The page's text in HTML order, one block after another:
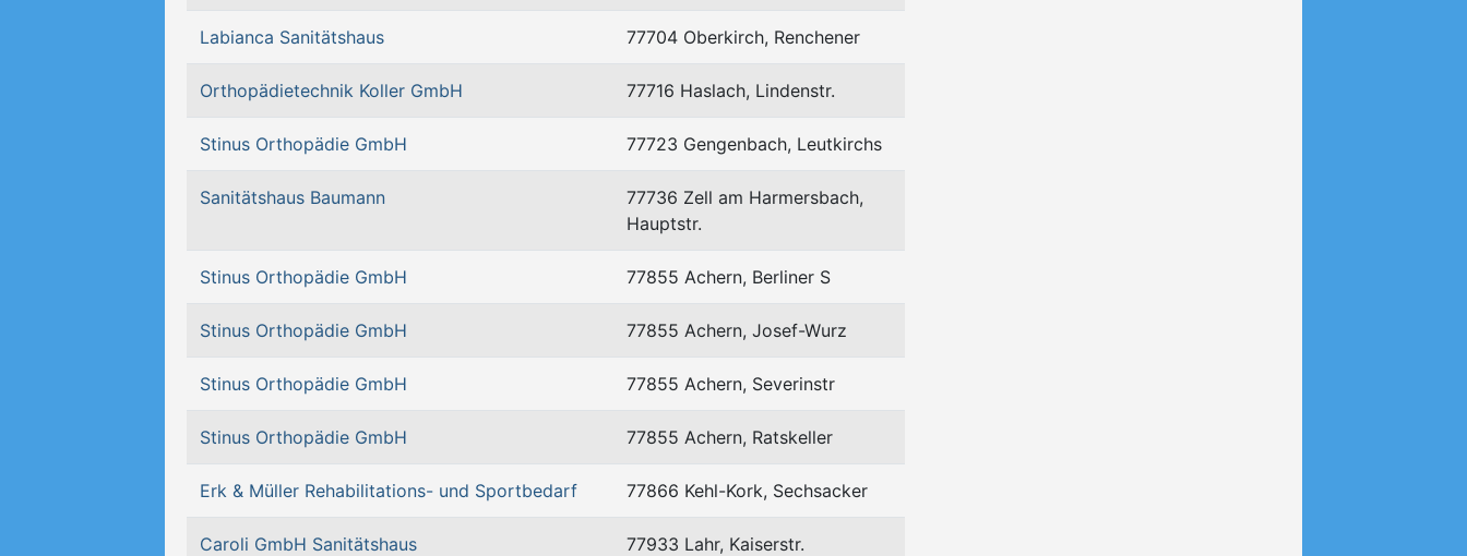
Labianca Sanitätshaus 77704 Oberkirch, Renchener
Orthopädietechnik Koller GmbH 77716 Haslach, Lindenstr.
Stinus Orthopädie GmbH 77723 Gengenbach, Leutkirchs
Sanitätshaus Baumann
77736 Zell am Harmersbach,
Hauptstr.
Stinus Orthopädie GmbH 77855 Achern, Berliner S
Stinus Orthopädie GmbH 77855 Achern, Josef-Wurz
Stinus Orthopädie GmbH 77855 Achern, Severinstr
Stinus Orthopädie GmbH 77855 Achern, Ratskeller
Erk & Müller Rehabilitations- und Sportbedarf 77866 Kehl-Kork, Sechsacker
Caroli GmbH Sanitätshaus 77933 Lahr, Kaiserstr.